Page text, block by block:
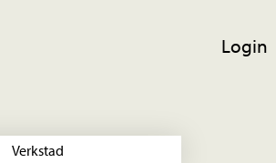
Login
Verkstad